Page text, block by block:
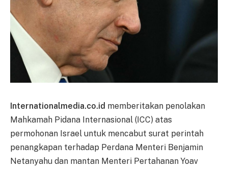
Internationalmedia.co.id memberitakan penolakan
Mahkamah Pidana Internasional (ICC) atas
permohonan Israel untuk mencabut surat perintah
penangkapan terhadap Perdana Menteri Benjamin
Netanyahu dan mantan Menteri Pertahanan Yoav